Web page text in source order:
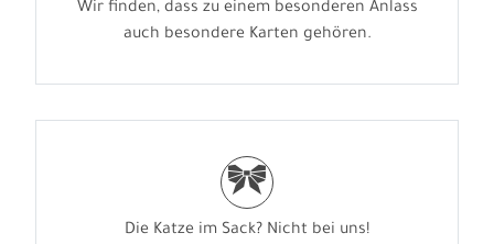
Wir finden, dass zu einem besonderen Anlass
auch besondere Karten gehören.
r
Die Katze im Sack? Nicht bei uns!